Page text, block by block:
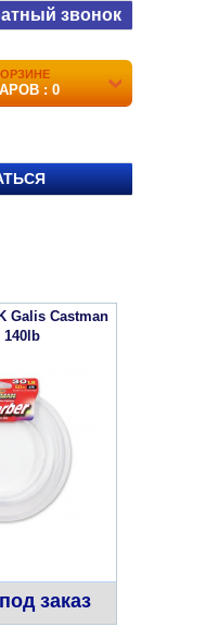
звонок
: 0
Galis Castman
140lb
под заказ